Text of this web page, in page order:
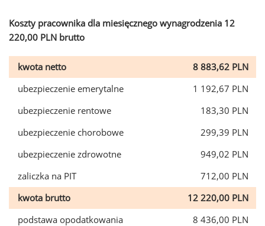
Koszty pracownika dla miesięcznego wynagrodzenia 12
220,00 PLN brutto
kwota netto
8 883,62 PLN
ubezpieczenie emerytalne
1 192,67 PLN
ubezpieczenie rentowe
183,30 PLN
ubezpieczenie chorobowe
299,39 PLN
ubezpieczenie zdrowotne
949,02 PLN
zaliczka na PIT
712,00 PLN
kwota brutto
12 220,00 PLN
podstawa opodatkowania
8 436,00 PLN